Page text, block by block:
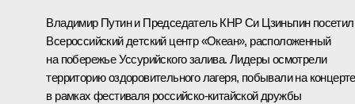
Владимир Путин и Председатель КНРСи Цзиньпин
Всероссийский детский центр «Океан», расположенный
на побережье Уссурийского залива. Лидеры осмотрели
территорию оздоровительного лагеря, побывали на концерте
в рамках фестиваля российско-китайской дружбы